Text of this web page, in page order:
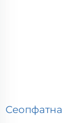
Сеопфатна